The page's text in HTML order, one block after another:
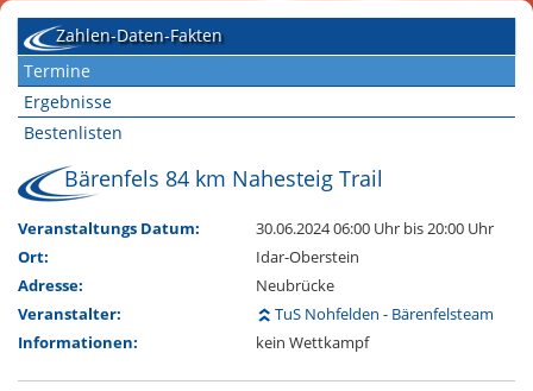
Zahlen-Daten-Fakten
Termine
Ergebnisse
Bestenlisten
Bärenfels 84 km Nahesteig Trail
Veranstaltungs Datum: 30.06.2024 06:00 Uhr bis 20:00 Uhr
Ort:
Idar-Oberstein
Adresse:
Neubrücke
Veranstalter:
TuS Nohfelden - Bärenfelsteam
Informationen:
kein Wettkampf